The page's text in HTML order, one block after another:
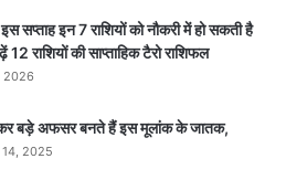
सप्ताह इन 7 राशियों को नौकरी में हो सकती है
12 राशियों की साप्ताहिक टैरो राशिफल
2026
बड़े अफसर बनते हैं इस मूलांक के जातक,
2025